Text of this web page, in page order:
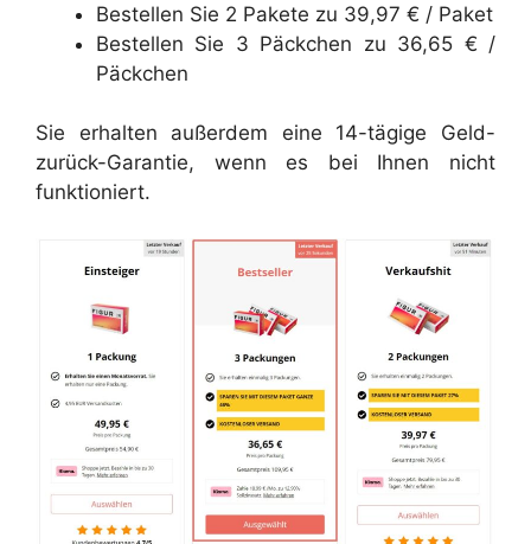
Bestellen Sie 2 Pakete zu 39,97 € / Paket
Bestellen Sie 3 Päckchen zu 36,65 € /
Päckchen
Sie erhalten außerdem eine 14-tägige Geld-
zurück-Garantie, wenn es bei Ihnen nicht
funktioniert.